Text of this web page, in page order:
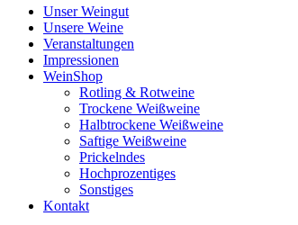
Unser Weingut
Unsere Weine
Veranstaltungen
Impressionen
WeinShop
Rotling & Rotweine
Trockene Weißweine
Halbtrockene Weißweine
Saftige Weißweine
Prickelndes
Hochprozentiges
Sonstiges
Kontakt